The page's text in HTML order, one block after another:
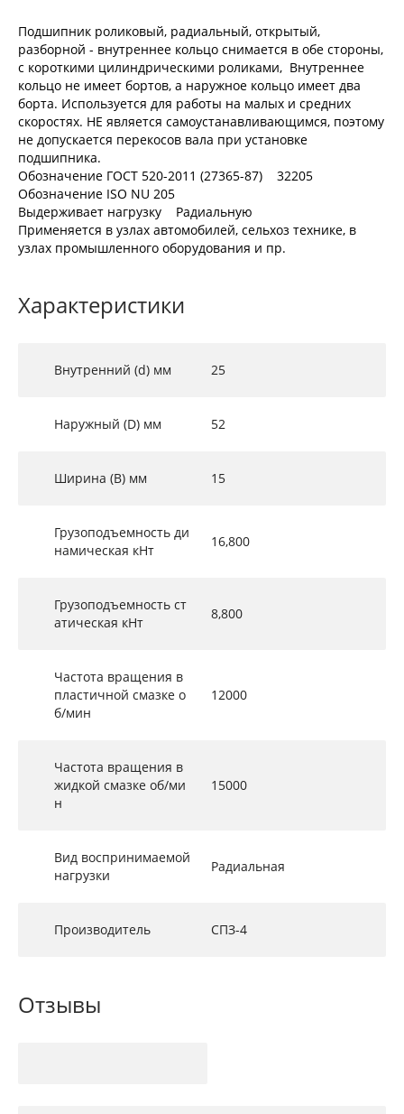
Подшипник роликовый, радиальный, открытый,
разборной - внутреннее кольцо снимается в обе стороны,
с короткими цилиндрическими роликами, Внутреннее
кольцо не имеет бортов, а наружное кольцо имеет два
борта. Используется для работы на малых и средних
скоростях. НЕ является самоустанавливающимся, поэтому
не допускается перекосов вала при установке
подшипника.
Обозначение ГОСТ 520-2011 (27365-87) 32205
Обозначение ISO NU 205
Выдерживает нагрузку Радиальную
Применяется в узлах автомобилей, сельхоз технике, в
узлах промышленного оборудования и пр.
Характеристики
Внутренний (d) мм 25
Наружный (D) мм 52
Ширина (B) мм 15
Грузоподъемность ди
намическая кНт
16,800
Грузоподъемность ст
атическая кНт
8,800
Частота вращения в
пластичной смазке о
б/мин
12000
Частота вращения в
жидкой смазке об/ми
н
15000
Вид воспринимаемой
нагрузки
Радиальная
Производитель СПЗ-4
Отзывы